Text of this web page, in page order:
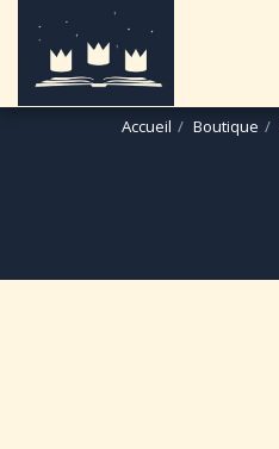
Accueil Boutique